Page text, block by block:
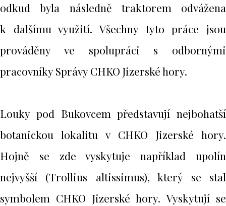
odkud byla následně traktorem odvážena
k dalšímu využití. Všechny tyto práce jsou
prováděny ve spolupráci s odbornými
pracovníky Správy CHKO Jizerské hory.
Louky pod Bukovcem představují nejbohatší
botanickou lokalitu v CHKO Jizerské hory.
Hojně se zde vyskytuje například upolín
nejvyšší (Trollius altissimus), který se stal
symbolem CHKO Jizerské hory. Vyskytují se